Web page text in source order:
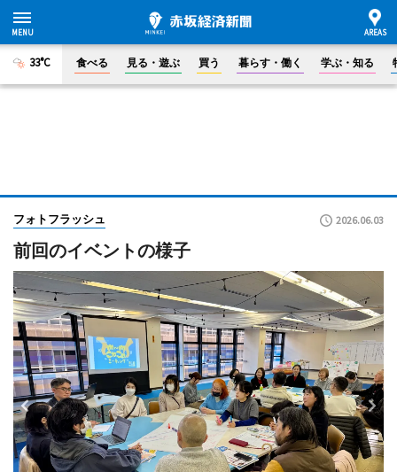
33°C 食べる 見る・遊ぶ 買う 暮らす・働く 学ぶ・知る
フォトフラッシュ 2026.06.03
前回のイベントの様子